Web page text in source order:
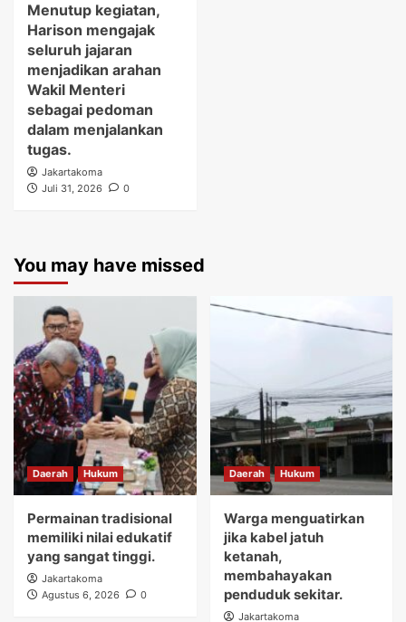
Menutup kegiatan,
Harison mengajak
seluruh jajaran
menjadikan arahan
Wakil Menteri
sebagai pedoman
dalam menjalankan
tugas.
Jakartakoma
Juli 31, 2026
0
You may have missed
Daerah Hukum
Permainan tradisional
memiliki nilai edukatif
yang sangat tinggi.
Jakartakoma
Agustus 6, 2026
0
Daerah Hukum
Warga menguatirkan
jika kabel jatuh
ketanah,
membahayakan
penduduk sekitar.
Jakartakoma